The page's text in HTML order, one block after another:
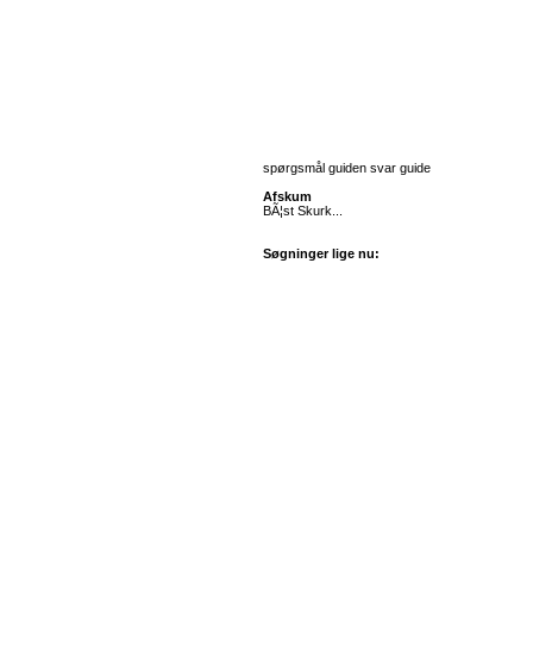
spørgsmål guiden svar guide
Afskum
BÃ¦st Skurk...
Søgninger lige nu: